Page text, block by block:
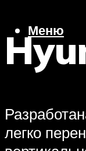
Меню
легко